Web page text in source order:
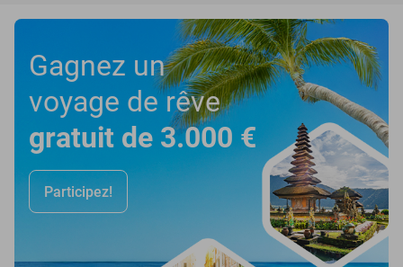
Gagnez un
voyage de rêve
gratuit de 3.000 €
Participez!